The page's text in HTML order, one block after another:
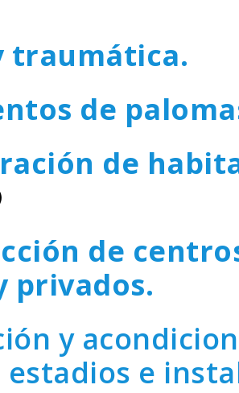
traumática.
de
de
de
privados.
y
e